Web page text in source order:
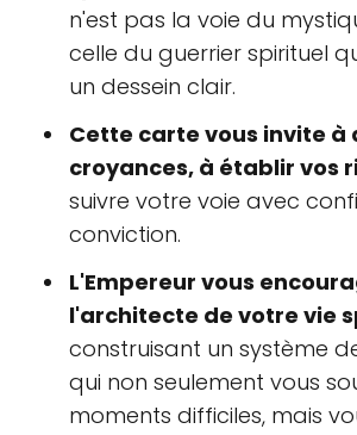
n'est pas la voie du
celle du guerrier spirituel
un dessein clair.
Cette carte vous invite à
croyances, à établir vos
suivre votre voie avec
conviction.
L'Empereur vous
l'architecte de votre vie
construisant un système
qui non seulement vous
moments difficiles, mais